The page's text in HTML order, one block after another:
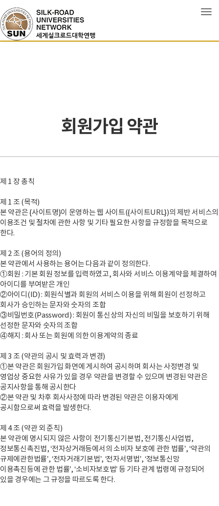
회원가입 약관
제 1 장 총칙
제 1 조 (목적)
본 약관은 {사이트명}이 운영하는 웹 사이트({사이트URL})의 제반 서비스의
이용조건 및 절차에 관한 사항 및 기타 필요한 사항을 규정함을 목적으로
한다.
제 2 조 (용어의 정의)
본 약관에서 사용하는 용어는 다음과 같이 정의한다.
①회원 : 기본 회원 정보를 입력하였고, 회사와 서비스 이용계약을 체결하여
아이디를 부여받은 개인
②아이디(ID) : 회원식별과 회원의 서비스 이용을 위해 회원이 선정하고
회사가 승인하는 문자와 숫자의 조합
③비밀번호(Password) : 회원이 통신상의 자신의 비밀을 보호하기 위해
선정한 문자와 숫자의 조합
④해지 : 회사 또는 회원에 의한 이용계약의 종료
제 3 조 (약관의 공시 및 효력과 변경)
①본 약관은 회원가입 화면에 게시하여 공시하며 회사는 사정변경 및
영업상 중요한 사유가 있을 경우 약관을 변경할 수 있으며 변경된 약관은
공지사항을 통해 공시한다
②본 약관 및 차후 회사사정에 따라 변경된 약관은 이용자에게
공시함으로써 효력을 발생한다.
제 4 조 (약관 외 준칙)
본 약관에 명시되지 않은 사항이 전기통신기본법, 전기통신사업법,
정보통신촉진법, ‘전자상거래등에서의 소비자 보호에 관한 법률’, ‘약관의
규제에관한법률’, ‘전자거래기본법’, ‘전자서명법’, ‘정보통신망
이용촉진등에 관한 법률’, ‘소비자보호법’ 등 기타 관계 법령에 규정되어
있을 경우에는 그 규정을 따르도록 한다.